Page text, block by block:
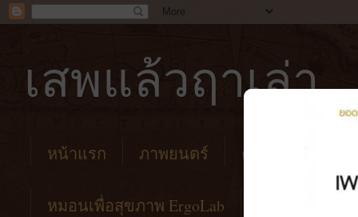
เสพแล้วฤาเล่า
หน้าแรก ภาพยนตร์ คาเฟ่
หมอนเพื่อสุขภาพ ErgoLab